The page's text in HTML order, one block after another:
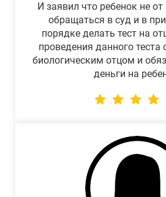
И заявил что ребенок не
обращаться в суд и в
порядке делать тест на
проведения данного теста
биологическим отцом и
деньги на